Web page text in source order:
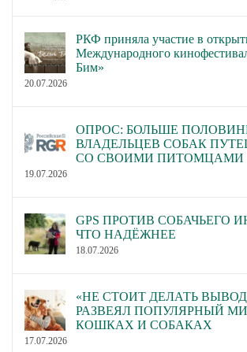
РКФ приняла участие в
Международного
Бим»
20.07.2026
ОПРОС: БОЛЬШЕ
ВЛАДЕЛЬЦЕВ СОБАК
СО СВОИМИ ПИТОМЦАМИ
19.07.2026
GPS ПРОТИВ СОБАЧЬЕГО
ЧТО НАДЁЖНЕЕ
18.07.2026
«НЕ СТОИТ ДЕЛАТЬ
РАЗВЕЯЛ ПОПУЛЯРНЫЙ
КОШКАХ И СОБАКАХ
17.07.2026